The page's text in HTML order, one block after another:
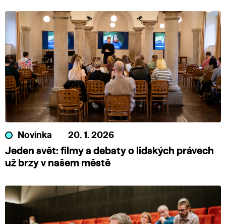
Novinka 20. 1. 2026
Jeden svět: filmy a debaty o lidských právech
už brzy v našem městě